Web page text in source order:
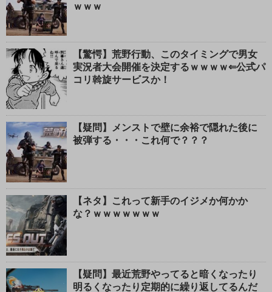
ｗｗｗ
【驚愕】荒野行動、このタイミングで男女
実況者大会開催を決定するｗｗｗｗ⇐公式パ
コリ斡旋サービスか！
【疑問】メンストで壁に余裕で隠れた後に
被弾する・・・これ何で？？？
【ネタ】これって新手のイジメか何かか
な？ｗｗｗｗｗｗｗ
【疑問】最近荒野やってると暗くなったり
明るくなったり定期的に繰り返してるんだ